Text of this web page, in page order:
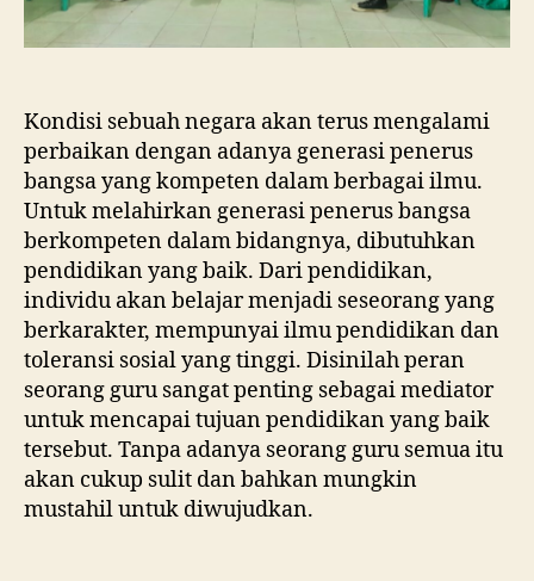
Merayakan
Kondisi sebuah negara akan terus mengalami
perbaikan dengan adanya generasi penerus
bangsa yang kompeten dalam berbagai ilmu.
Untuk melahirkan generasi penerus bangsa
berkompeten dalam bidangnya, dibutuhkan
pendidikan yang baik. Dari pendidikan,
individu akan belajar menjadi seseorang yang
berkarakter, mempunyai ilmu pendidikan dan
toleransi sosial yang tinggi. Disinilah peran
seorang guru sangat penting sebagai mediator
untuk mencapai tujuan pendidikan yang baik
tersebut. Tanpa adanya seorang guru semua itu
akan cukup sulit dan bahkan mungkin
mustahil untuk diwujudkan.